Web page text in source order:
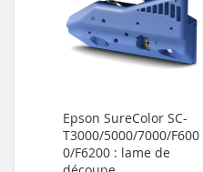
Epson SureColor SC-
T3000/5000/7000/F600
0/F6200 : lame de